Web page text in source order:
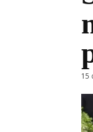
15